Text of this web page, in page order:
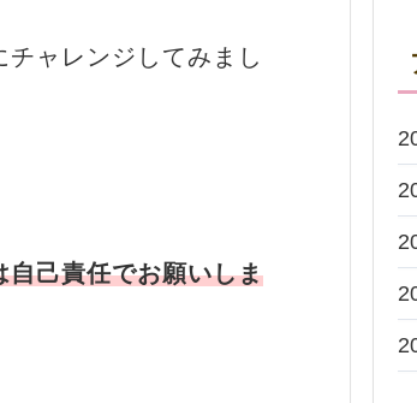
ャレンジしてみまし
己責任でお願いしま